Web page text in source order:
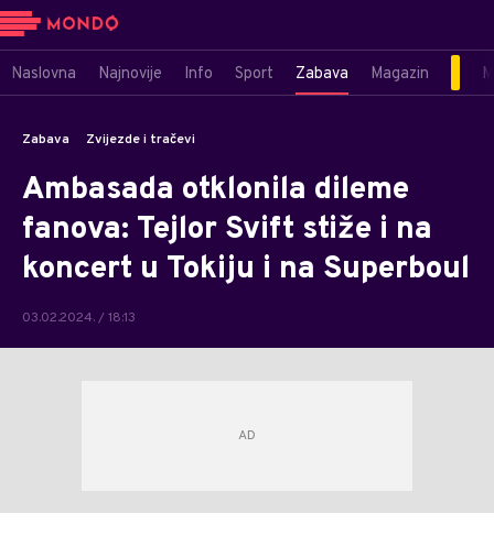
Naslovna Najnovije Info Sport Zabava Magazin
Zabava Zvijezde i tračevi
Ambasada otklonila dileme
fanova: Tejlor Svift stiže i na
koncert u Tokiju i na Superboul
03.02.2024. / 18:13